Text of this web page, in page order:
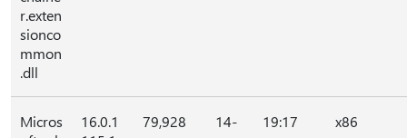
r.exten
sionco
mmon
.dll
Micros
16.0.1
79,928
14-
19:17 x86